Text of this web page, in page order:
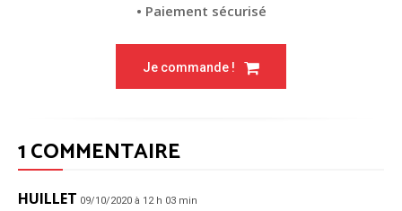
• Paiement sécurisé
Je commande !
1 COMMENTAIRE
HUILLET 09/10/2020 à 12 h 03 min